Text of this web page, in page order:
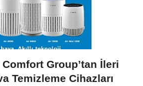
Group’tan İleri
Temizleme Cihazları